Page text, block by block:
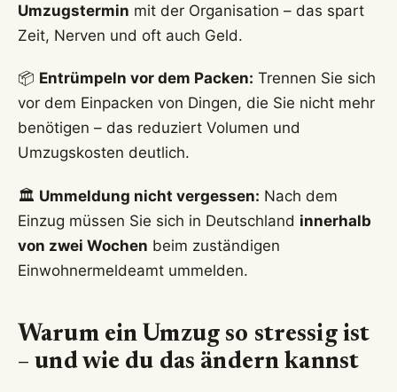
Umzugstermin mit der Organisation – das spart
Zeit, Nerven und oft auch Geld.
📦 Entrümpeln vor dem Packen: Trennen Sie sich
vor dem Einpacken von Dingen, die Sie nicht mehr
benötigen – das reduziert Volumen und
Umzugskosten deutlich.
🏛️ Ummeldung nicht vergessen: Nach dem
Einzug müssen Sie sich in Deutschland innerhalb
von zwei Wochen beim zuständigen
Einwohnermeldeamt ummelden.
Warum ein Umzug so stressig ist
– und wie du das ändern kannst